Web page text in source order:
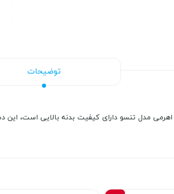
توضیحات
مدل تنسو دارای کیفیت بدنه بالایی است، این